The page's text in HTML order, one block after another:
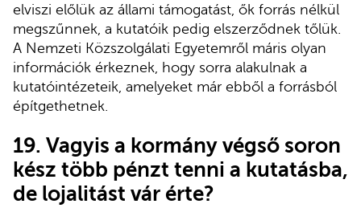
elviszi előlük az állami támogatást, ők forrás nélkül
megszűnnek, a kutatóik pedig elszerződnek tőlük.
A Nemzeti Közszolgálati Egyetemről máris olyan
információk érkeznek, hogy sorra alakulnak a
kutatóintézeteik, amelyeket már ebből a forrásból
építgethetnek.
19. Vagyis a kormány végső soron
kész több pénzt tenni a kutatásba,
de lojalitást vár érte?